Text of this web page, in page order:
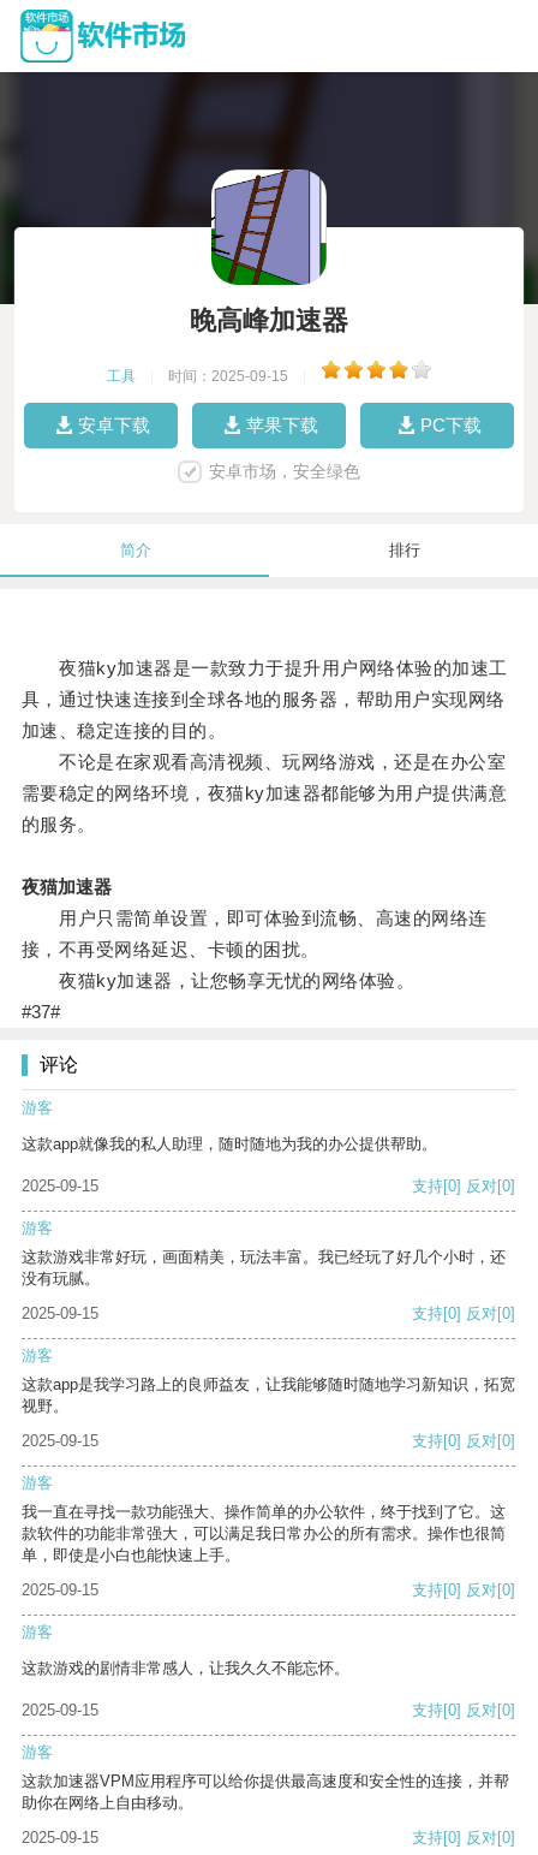
晚高峰加速器
工具 时间：2025-09-15
安卓下载 苹果下载 PC下载
安卓市场，安全绿色
简介 排行
夜猫ky加速器是一款致力于提升用户网络体验的加速工
具，通过快速连接到全球各地的服务器，帮助用户实现网络
加速、稳定连接的目的。
不论是在家观看高清视频、玩网络游戏，还是在办公室
需要稳定的网络环境，夜猫ky加速器都能够为用户提供满意
的服务。
夜猫加速器
用户只需简单设置，即可体验到流畅、高速的网络连
接，不再受网络延迟、卡顿的困扰。
夜猫ky加速器，让您畅享无忧的网络体验。
#37#
评论
游客
这款app就像我的私人助理，随时随地为我的办公提供帮助。
2025-09-15 支持[0] 反对[0]
游客
这款游戏非常好玩，画面精美，玩法丰富。我已经玩了好几个小时，还
没有玩腻。
2025-09-15
支持[0] 反对[0]
游客
这款app是我学习路上的良师益友，让我能够随时随地学习新知识，拓宽
视野。
2025-09-15
支持[0] 反对[0]
游客
我一直在寻找一款功能强大、操作简单的办公软件，终于找到了它。这
款软件的功能非常强大，可以满足我日常办公的所有需求。操作也很简
单，即使是小白也能快速上手。
2025-09-15
支持[0] 反对[0]
游客
这款游戏的剧情非常感人，让我久久不能忘怀。
2025-09-15 支持[0] 反对[0]
游客
这款加速器VPM应用程序可以给你提供最高速度和安全性的连接，并帮
助你在网络上自由移动。
2025-09-15
支持[0] 反对[0]